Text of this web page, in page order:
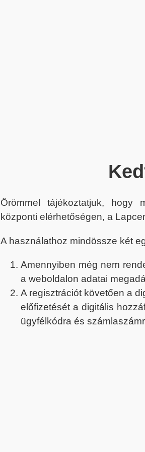
Örömmel tájékoztatjuk, hogy
központi elérhetőségen, a
A használathoz mindössze két
Amennyiben még nem
a weboldalon adatai
A regisztrációt követően a
előfizetését a digitális
ügyfélkódra és